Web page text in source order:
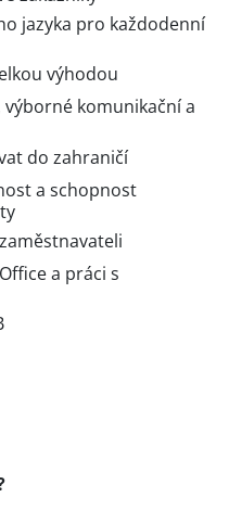
jazyka pro každodenní
výhodou
komunikační a
do zahraničí
a schopnost
a práci s